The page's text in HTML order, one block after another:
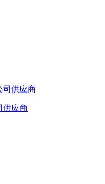
供应商